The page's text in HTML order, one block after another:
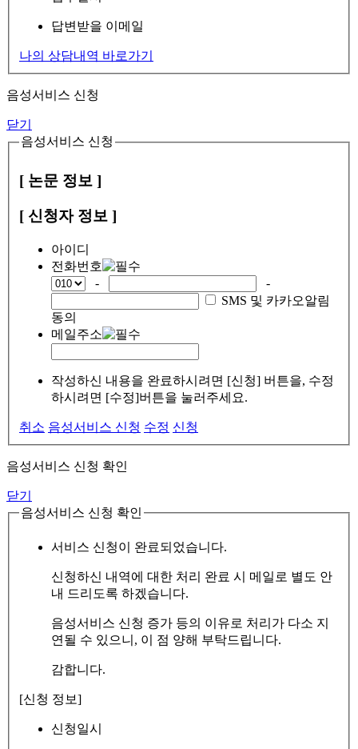
답변받을 이메일
나의 상담내역 바로가기
음성서비스 신청
닫기
음성서비스 신청
[ 논문 정보 ]
[ 신청자 정보 ]
아이디
전화번호
-
-
SMS 및 카카오알림
동의
메일주소
작성하신 내용을 완료하시려면 [신청] 버튼을, 수정
하시려면 [수정]버튼을 눌러주세요.
취소 음성서비스 신청 수정 신청
음성서비스 신청 확인
닫기
음성서비스 신청 확인
서비스 신청이 완료되었습니다.
신청하신 내역에 대한 처리 완료 시 메일로 별도 안
내 드리도록 하겠습니다.
음성서비스 신청 증가 등의 이유로 처리가 다소 지
연될 수 있으니, 이 점 양해 부탁드립니다.
감합니다.
[신청 정보]
신청일시